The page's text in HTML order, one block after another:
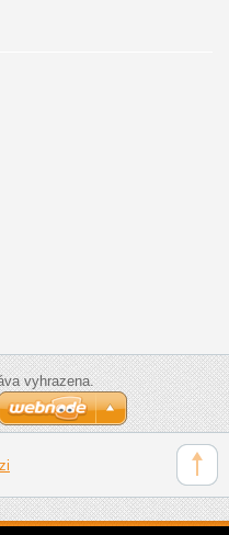
vyhrazena.